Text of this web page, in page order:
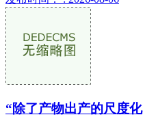
“除了产物出产的尺度化